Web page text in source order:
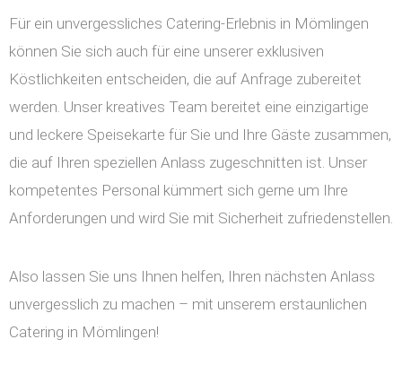
Für ein unvergessliches Catering-Erlebnis in Mömlingen
können Sie sich auch für eine unserer exklusiven
Köstlichkeiten entscheiden, die auf Anfrage zubereitet
werden. Unser kreatives Team bereitet eine einzigartige
und leckere Speisekarte für Sie und Ihre Gäste zusammen,
die auf Ihren speziellen Anlass zugeschnitten ist. Unser
kompetentes Personal kümmert sich gerne um Ihre
Anforderungen und wird Sie mit Sicherheit zufriedenstellen.
Also lassen Sie uns Ihnen helfen, Ihren nächsten Anlass
unvergesslich zu machen – mit unserem erstaunlichen
Catering in Mömlingen!